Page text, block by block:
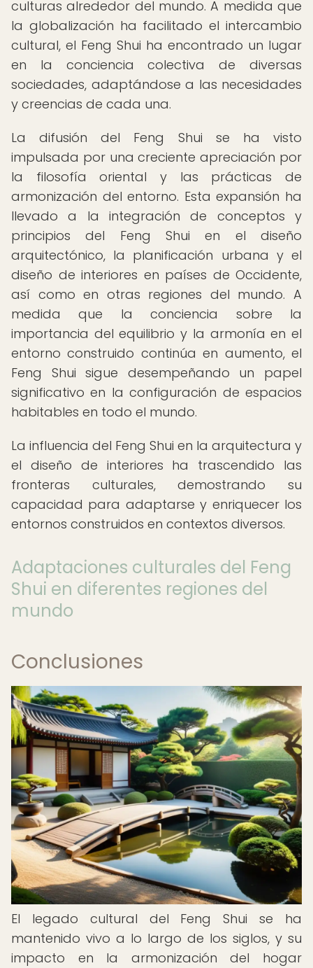
culturas alrededor del mundo. A medida que
la globalización ha facilitado el intercambio
cultural, el Feng Shui ha encontrado un lugar
en la conciencia colectiva de diversas
sociedades, adaptándose a las necesidades
y creencias de cada una.
La difusión del Feng Shui se ha visto
impulsada por una creciente apreciación por
la filosofía oriental y las prácticas de
armonización del entorno. Esta expansión ha
llevado a la integración de conceptos y
principios del Feng Shui en el diseño
arquitectónico, la planificación urbana y el
diseño de interiores en países de Occidente,
así como en otras regiones del mundo. A
medida que la conciencia sobre la
importancia del equilibrio y la armonía en el
entorno construido continúa en aumento, el
Feng Shui sigue desempeñando un papel
significativo en la configuración de espacios
habitables en todo el mundo.
La influencia del Feng Shui en la arquitectura y
el diseño de interiores ha trascendido las
fronteras culturales, demostrando su
capacidad para adaptarse y enriquecer los
entornos construidos en contextos diversos.
Adaptaciones culturales del Feng
Shui en diferentes regiones del
mundo
Conclusiones
El legado cultural del Feng Shui se ha
mantenido vivo a lo largo de los siglos, y su
impacto en la armonización del hogar